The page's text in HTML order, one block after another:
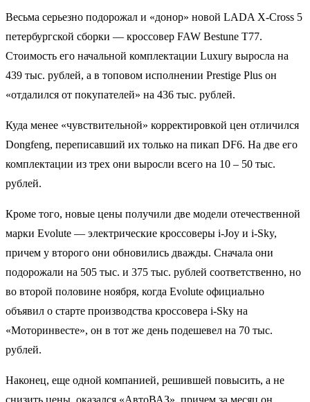
Весьма серьезно подорожал и «донор» новой LADA X-Cross 5
петербургской сборки — кроссовер FAW Bestune T77.
Стоимость его начальной комплектации Luxury выросла на
439 тыс. рублей, а в топовом исполнении Prestige Plus он
«отдалился от покупателей» на 436 тыс. рублей.
Куда менее «чувствительной» корректировкой цен отличился
Dongfeng, переписавший их только на пикап DF6. На две его
комплектации из трех они выросли всего на 10 – 50 тыс.
рублей.
Кроме того, новые цены получили две модели отечественной
марки Evolute — электрические кроссоверы i-Joy и i-Sky,
причем у второго они обновились дважды. Сначала они
подорожали на 505 тыс. и 375 тыс. рублей соответственно, но
во второй половине ноября, когда Evolute официально
объявил о старте производства кроссовера i-Sky на
«Моторинвесте», он в тот же день подешевел на 70 тыс.
рублей.
Наконец, еще одной компанией, решившей повысить, а не
снизить цены, оказался «АвтоВАЗ», причем за месяц он